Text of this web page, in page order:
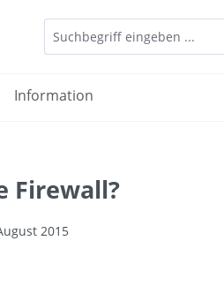
Information
Firewall?
2015